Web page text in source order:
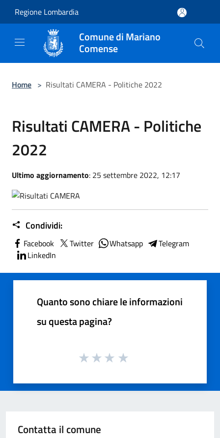
Regione Lombardia
Comune di Mariano
Comense
Home > Risultati CAMERA - Politiche 2022
Risultati CAMERA - Politiche
2022
Ultimo aggiornamento: 25 settembre 2022, 12:17
Condividi:
Facebook Twitter Whatsapp
Telegram
LinkedIn
Quanto sono chiare le informazioni
su questa pagina?
Contatta il comune